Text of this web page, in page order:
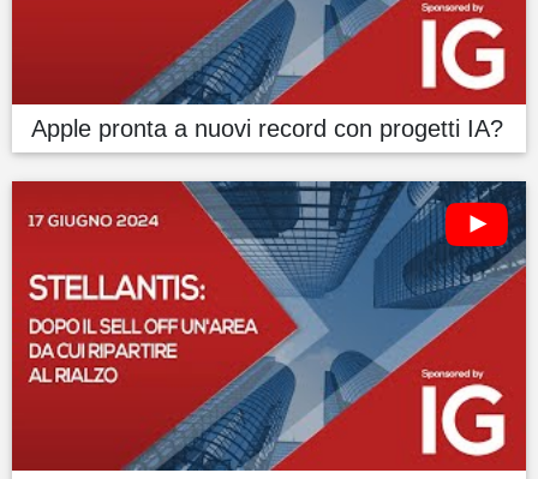
Apple pronta a nuovi record con progetti IA?